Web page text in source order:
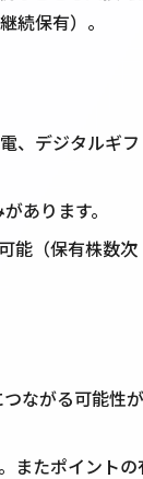
続保有）。
、デジタルギフ
あります。
能（保有株数次
ながる可能性
またポイントの